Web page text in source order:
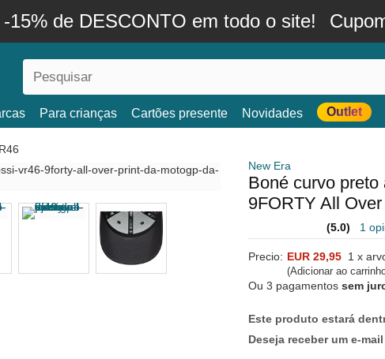
-15% de DESCONTO em todo o site!
Para crianças Cartões presente Novidades Outlet
New Era
Boné curvo
9FORTY All
(5.0) 1
Precio: EUR 29,95 1 x
(Adicionar ao
Ou 3 pagamentos sem
Este produto estará
Deseja receber um e-